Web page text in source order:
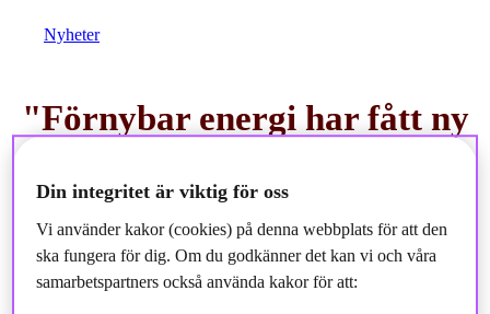
Nyheter
"Förnybar energi har fått ny
Ripman på Placera
2022-03-11
Din integritet är viktig för oss
Vi använder kakor (cookies) på denna webbplats för att den
ska fungera för dig. Om du godkänner det kan vi och våra
samarbetspartners också använda kakor för att: